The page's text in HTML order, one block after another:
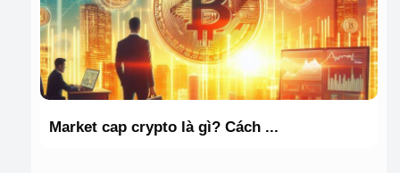
Market cap crypto là gì? Cách ...